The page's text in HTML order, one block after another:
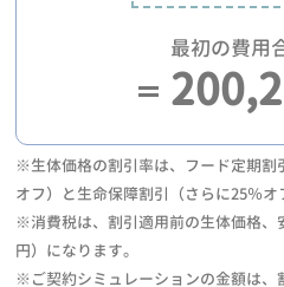
最初の費用
※生体価格の割引率は、フード定期割
オフ）と生命保障割引（さらに25％オ
※消費税は、割引適用前の生体価格、
円）になります。
※ご契約シミュレーションの金額は、